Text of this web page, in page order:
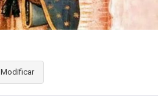
Modificar